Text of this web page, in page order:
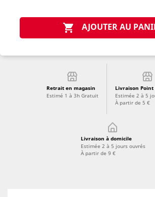
 AJOUTER AU
Retrait en magasin
Estimé 1 à 3h Gratuit
Livraison Point
Estimée 2 à 5
À partir de 5 €
Livraison à domicile
Estimée 2 à 5 jours ouvrés
À partir de 9 €